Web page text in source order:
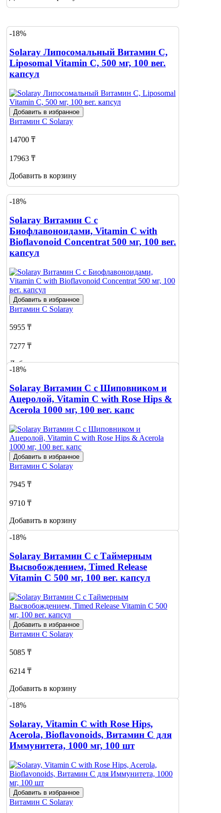
-18%
Solaray Липосомальный Витамин С,
Liposomal Vitamin C, 500 мг, 100 вег.
капсул
Добавить в избранное
Витамин С Solaray
14700 ₸
17963 ₸
Добавить в корзину
-18%
Solaray Витамин С с
Биофлавоноидами, Vitamin C with
Bioflavonoid Concentrat 500 мг, 100 вег.
капсул
Добавить в избранное
Витамин С Solaray
5955 ₸
7277 ₸
Добавить в корзину
-18%
Solaray Витамин С с Шиповником и
Ацеролой, Vitamin C with Rose Hips &
Acerola 1000 мг, 100 вег. капс
Добавить в избранное
Витамин С Solaray
7945 ₸
9710 ₸
Добавить в корзину
-18%
Solaray Витамин С с Таймерным
Высвобождением, Timed Release
Vitamin C 500 мг, 100 вег. капсул
Добавить в избранное
Витамин С Solaray
5085 ₸
6214 ₸
Добавить в корзину
-18%
Solaray, Vitamin C with Rose Hips,
Acerola, Bioflavonoids, Витамин С для
Иммунитета, 1000 мг, 100 шт
Добавить в избранное
Витамин С Solaray